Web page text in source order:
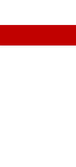
Pengetahuan: